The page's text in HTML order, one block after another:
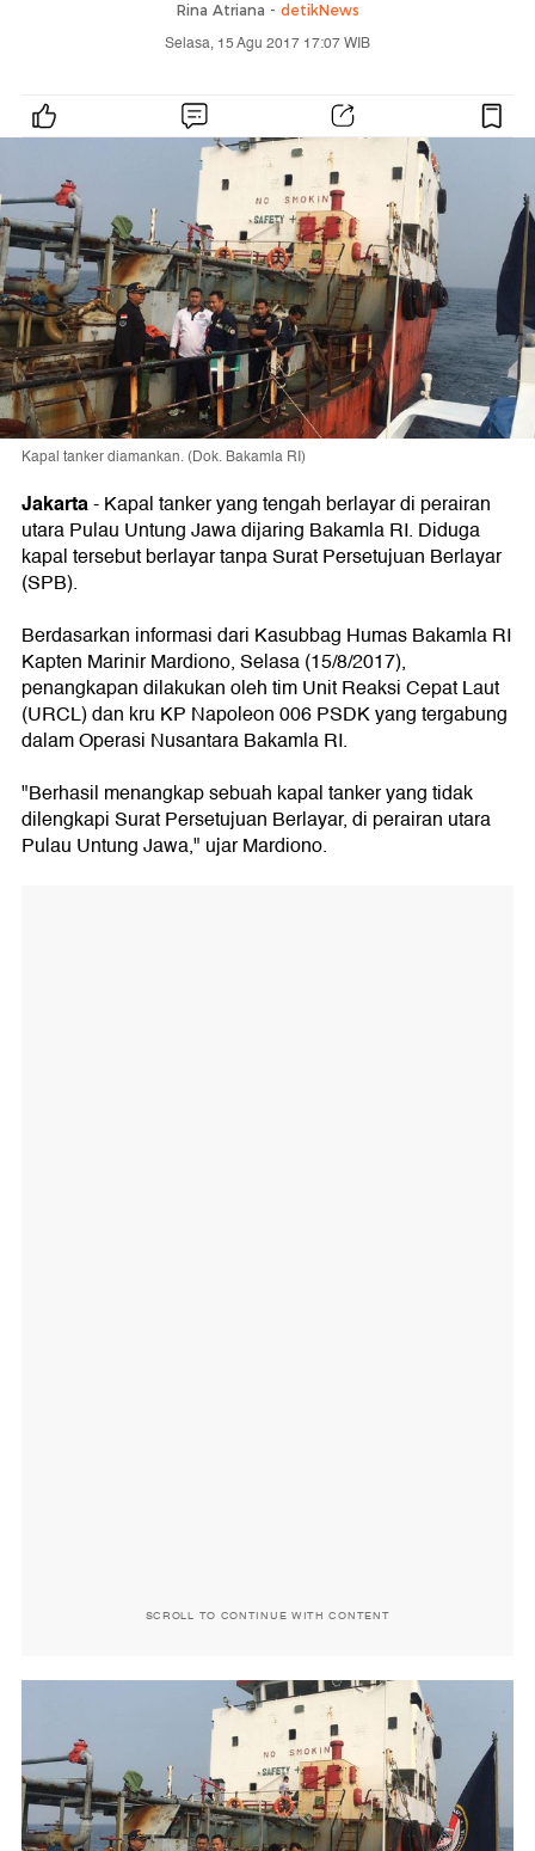
Rina Atriana - detikNews
Selasa, 15 Agu 2017 17:07 WIB
Kapal tanker diamankan. (Dok. Bakamla RI)
Jakarta-Kapal tanker yang tengah berlayar di perairan
utara Pulau Untung Jawa dijaring Bakamla RI. Diduga
kapal tersebut berlayar tanpa Surat Persetujuan Berlayar
(SPB).
Berdasarkan informasi dari Kasubbag Humas Bakamla RI
Kapten Marinir Mardiono, Selasa (15/8/2017),
penangkapan dilakukan oleh tim Unit Reaksi Cepat Laut
(URCL) dan kru KP Napoleon 006 PSDK yang tergabung
dalam Operasi Nusantara Bakamla RI.
"Berhasil menangkap sebuah kapal tanker yang tidak
dilengkapi Surat Persetujuan Berlayar, di perairan utara
Pulau Untung Jawa," ujar Mardiono.
SCROLL TO CONTINUE WITH CONTENT